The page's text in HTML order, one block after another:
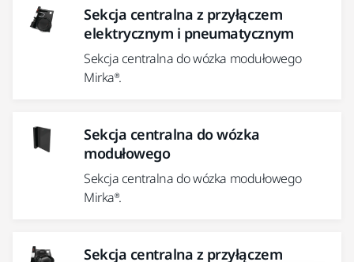
Sekcja centralna z przyłączem
elektrycznym i pneumatycznym
Sekcja centralna do wózka modułowego
Mirka®.
Sekcja centralna do wózka
modułowego
Sekcja centralna do wózka modułowego
Mirka®.
Sekcja centralna z przyłączem